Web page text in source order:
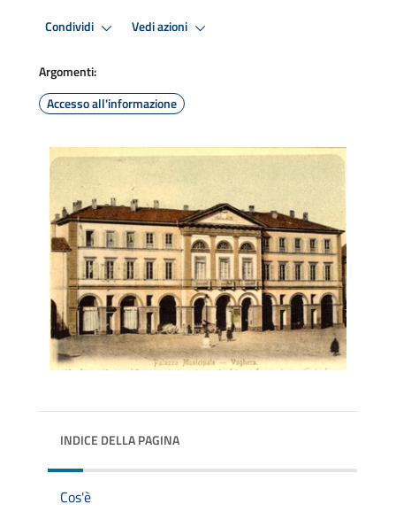
Condividi Vedi azioni
Argomenti:
Accesso all'informazione
INDICE DELLA PAGINA
Cos'è